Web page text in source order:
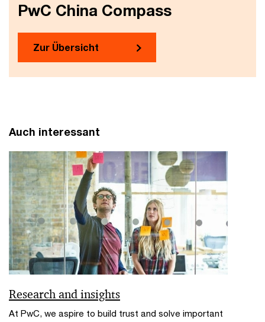
PwC China Compass
Zur Übersicht
Auch interessant
Research and insights
At PwC, we aspire to build trust and solve important